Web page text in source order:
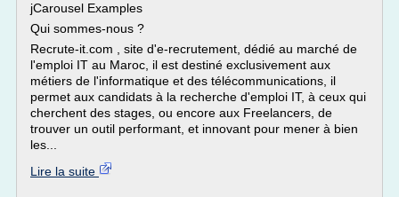
jCarousel Examples
Qui sommes-nous ?
Recrute-it.com , site d'e-recrutement, dédié au marché de
l'emploi IT au Maroc, il est destiné exclusivement aux
métiers de l'informatique et des télécommunications, il
permet aux candidats à la recherche d'emploi IT, à ceux qui
cherchent des stages, ou encore aux Freelancers, de
trouver un outil performant, et innovant pour mener à bien
les...
Lire la suite